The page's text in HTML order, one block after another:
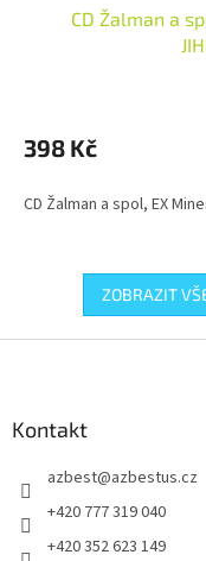
CD Žalman a
398 Kč
CD Žalman a spol, EX
ZOBRAZIT
Kontakt
azbest@azbestus.cz
+420 777 319 040
+420 352 623 149